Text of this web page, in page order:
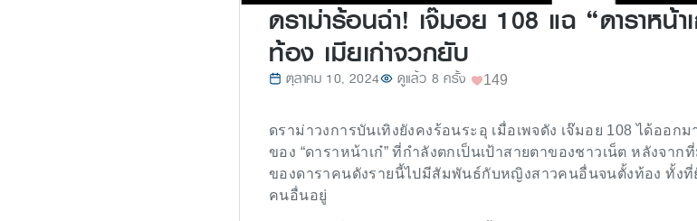
ดราม่าร้อนฉ่า! เจ๊มอย 108 แฉ “ดาราหน้า
ท้อง เมียเก่าจวกยับ
ตุลาคม 10, 2024 ดูแล้ว 8 ครั้ง 149
ดราม่าวงการบันเทิงยังคงร้อนระอุ เมื่อเพจดัง เจ๊มอย 108 ได้ออกม
ของ “ดาราหน้าเก๋” ที่กำลังตกเป็นเป้าสายตาของชาวเน็ต หลังจา
ของดาราคนดังรายนี้ไปมีสัมพันธ์กับหญิงสาวคนอื่นจนตั้งท้อง ทั้งที่
คนอื่นอยู่